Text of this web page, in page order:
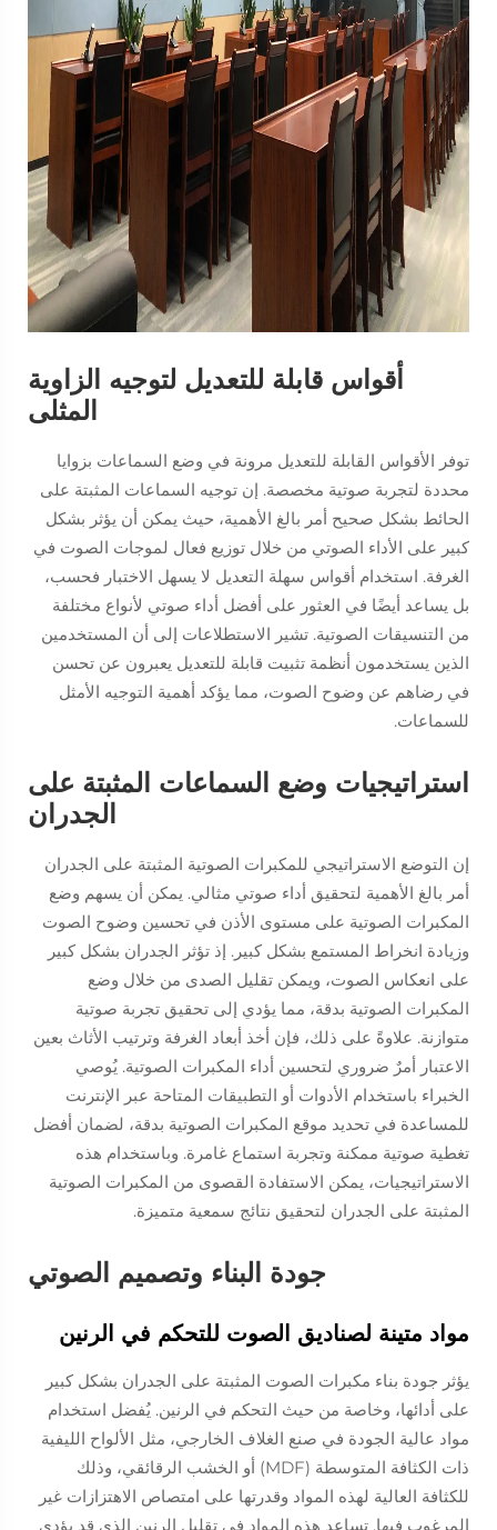
أقواس قابلة للتعديل لتوجيه الزاوية
المثلى
توفر الأقواس القابلة للتعديل مرونة في وضع السماعات بزوايا
محددة لتجربة صوتية مخصصة. إن توجيه السماعات المثبتة على
الحائط بشكل صحيح أمر بالغ الأهمية، حيث يمكن أن يؤثر بشكل
كبير على الأداء الصوتي من خلال توزيع فعال لموجات الصوت في
الغرفة. استخدام أقواس سهلة التعديل لا يسهل الاختبار فحسب،
بل يساعد أيضًا في العثور على أفضل أداء صوتي لأنواع مختلفة
من التنسيقات الصوتية. تشير الاستطلاعات إلى أن المستخدمين
الذين يستخدمون أنظمة تثبيت قابلة للتعديل يعبرون عن تحسن
في رضاهم عن وضوح الصوت، مما يؤكد أهمية التوجيه الأمثل
للسماعات.
استراتيجيات وضع السماعات المثبتة على
الجدران
إن التوضع الاستراتيجي للمكبرات الصوتية المثبتة على الجدران
أمر بالغ الأهمية لتحقيق أداء صوتي مثالي. يمكن أن يسهم وضع
المكبرات الصوتية على مستوى الأذن في تحسين وضوح الصوت
وزيادة انخراط المستمع بشكل كبير. إذ تؤثر الجدران بشكل كبير
على انعكاس الصوت، ويمكن تقليل الصدى من خلال وضع
المكبرات الصوتية بدقة، مما يؤدي إلى تحقيق تجربة صوتية
متوازنة. علاوةً على ذلك، فإن أخذ أبعاد الغرفة وترتيب الأثاث بعين
الاعتبار أمرٌ ضروري لتحسين أداء المكبرات الصوتية. يُوصي
الخبراء باستخدام الأدوات أو التطبيقات المتاحة عبر الإنترنت
للمساعدة في تحديد موقع المكبرات الصوتية بدقة، لضمان أفضل
تغطية صوتية ممكنة وتجربة استماع غامرة. وباستخدام هذه
الاستراتيجيات، يمكن الاستفادة القصوى من المكبرات الصوتية
المثبتة على الجدران لتحقيق نتائج سمعية متميزة.
جودة البناء وتصميم الصوتي
مواد متينة لصناديق الصوت للتحكم في الرنين
يؤثر جودة بناء مكبرات الصوت المثبتة على الجدران بشكل كبير
على أدائها، وخاصة من حيث التحكم في الرنين. يُفضل استخدام
مواد عالية الجودة في صنع الغلاف الخارجي، مثل الألواح الليفية
ذات الكثافة المتوسطة (MDF) أو الخشب الرقائقي، وذلك
للكثافة العالية لهذه المواد وقدرتها على امتصاص الاهتزازات غير
المرغوب فيها. تساعد هذه المواد في تقليل الرنين الذي قد يؤدي